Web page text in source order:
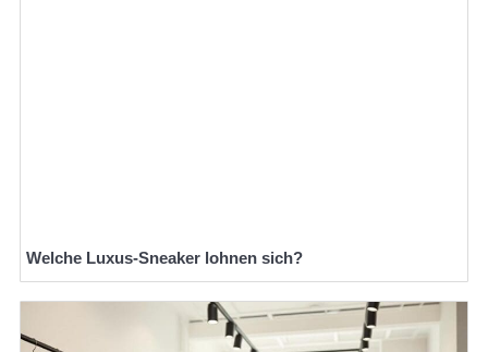
Welche Luxus-Sneaker lohnen sich?